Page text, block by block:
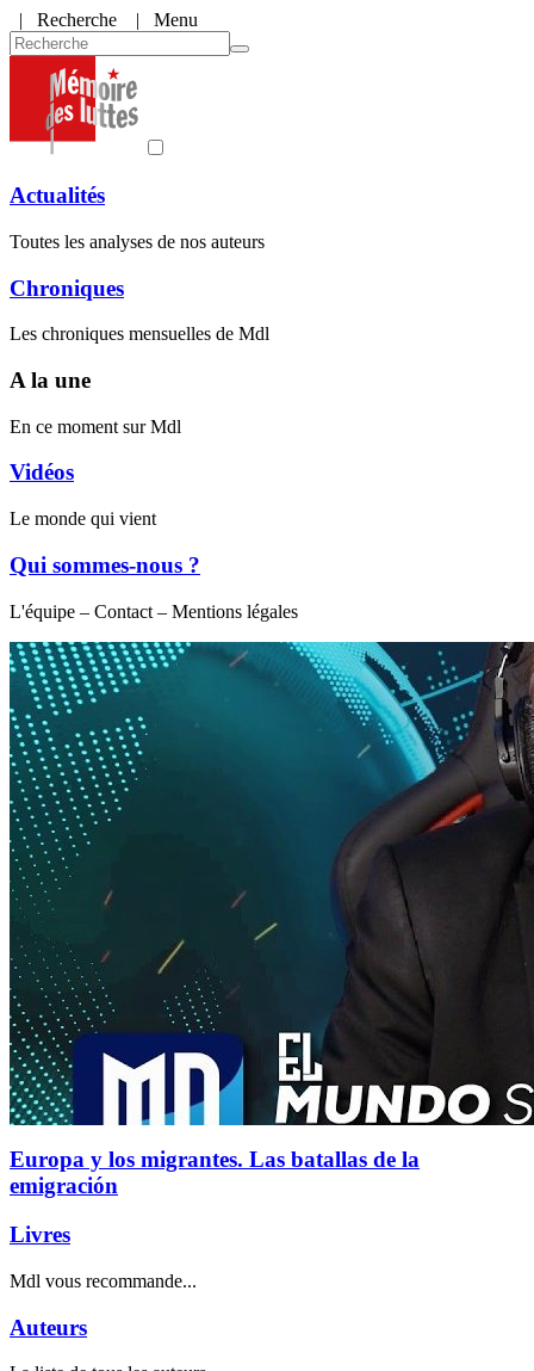
| Recherche | Menu
Actualités
Toutes les analyses de nos auteurs
Chroniques
Les chroniques mensuelles de Mdl
A la une
En ce moment sur Mdl
Vidéos
Le monde qui vient
Qui sommes-nous ?
L'équipe – Contact – Mentions légales
Europa y los migrantes. Las batallas de la
emigración
Livres
Mdl vous recommande...
Auteurs